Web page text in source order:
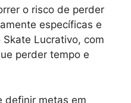
o risco de perder
específicas e
Lucrativo, com
perder tempo e
definir metas em